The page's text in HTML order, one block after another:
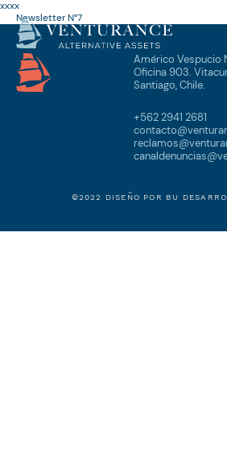
xxxx
Newsletter N°7
Américo Vespucio
Oficina 903.
Santiago, Chile.
+562 2941 2681
©2022 DISEÑO POR BU